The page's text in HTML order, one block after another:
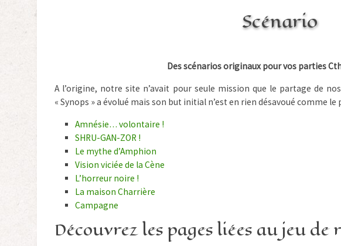
Scénario
Des scénarios originaux pour vos parties
A l’origine, notre site n’avait pour seule mission que le partage de
« Synops » a évolué mais son but initial n’est en rien désavoué comme
Amnésie… volontaire !
SHRU-GAN-ZOR !
Le mythe d’Amphion
Vision viciée de la Cène
L’horreur noire !
La maison Charrière
Campagne
Découvrez les pages liées au jeu de